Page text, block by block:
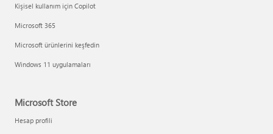
Kişisel kullanım için Copilot
Microsoft 365
Microsoft ürünlerini keşfedin
Windows 11 uygulamaları
Microsoft Store
Hesap profili